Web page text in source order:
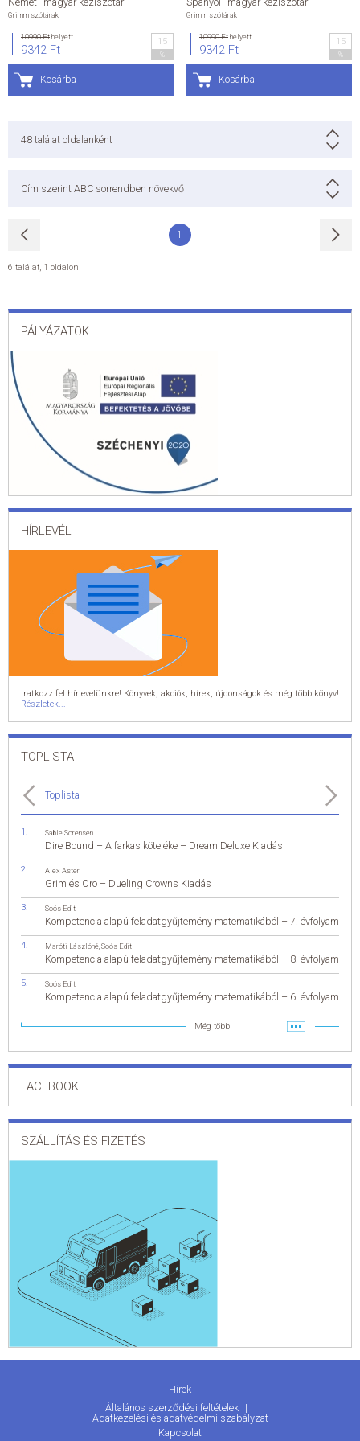
Grimm szótárak
10990 Fthelyett
9342 Ft
15
Kosárba
Grimm szótárak
10990 Fthelyett
9342 Ft
15
Kosárba
48 találat oldalanként
Cím szerint ABC sorrendben növekvő
1
6 találat, 1 oldalon
PÁLYÁZATOK
HÍRLEVÉL
Iratkozz fel hírlevelünkre! Könyvek, akciók, hírek, újdonságok és még több könyv!
Részletek...
TOPLISTA
Toplista
Sable Sorensen
Dire Bound – A farkas köteléke – Dream Deluxe Kiadás
Alex Aster
Grim és Oro – Dueling Crowns Kiadás
Soós Edit
Kompetencia alapú feladatgyűjtemény matematikából – 7. évfolyam
Maróti Lászlóné Soós Edit
Kompetencia alapú feladatgyűjtemény matematikából – 8. évfolyam
Soós Edit
Kompetencia alapú feladatgyűjtemény matematikából – 6. évfolyam
Még több
FACEBOOK
SZÁLLÍTÁS ÉS FIZETÉS
Hírek
Általános szerződési feltételek
Adatkezelési és adatvédelmi szabályzat
Kapcsolat